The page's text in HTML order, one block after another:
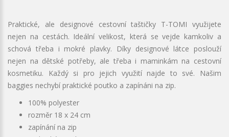
Praktické, ale designové cestovní taštičky T-TOMI využijete
nejen na cestách. Ideální velikost, která se vejde kamkoliv a
schová třeba i mokré plavky. Díky designové látce poslouží
nejen na dětské potřeby, ale třeba i maminkám na cestovní
kosmetiku. Každý si pro jejich využití najde to své. Našim
baggies nechybí praktické poutko a zapínáni na zip.
100% polyester
rozměr 18 x 24 cm
zapínání na zip